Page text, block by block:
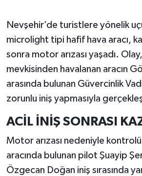
Nevşehir’de turistlere yönelik
microlight tipi hafif hava aracı,
sonra motor arızası yaşadı.
mevkisinden havalanan aracın
arasında bulunan Güvercinlik
zorunlu iniş yapmasıyla
ACİL İNİŞ SONRASI
Motor arızası nedeniyle
aracında bulunan pilot Şuayip
Özgecan Doğan iniş sırasında